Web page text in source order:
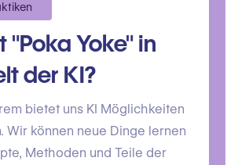
"Poka Yoke" in
der KI?
bietet uns KI Möglichkeiten
Wir können neue Dinge lernen
Methoden und Teile der